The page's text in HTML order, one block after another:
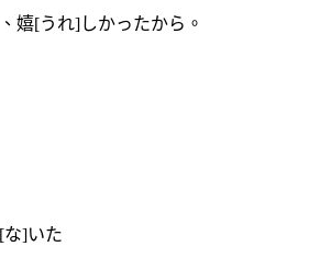
嬉[うれ]しかったから。
]いた